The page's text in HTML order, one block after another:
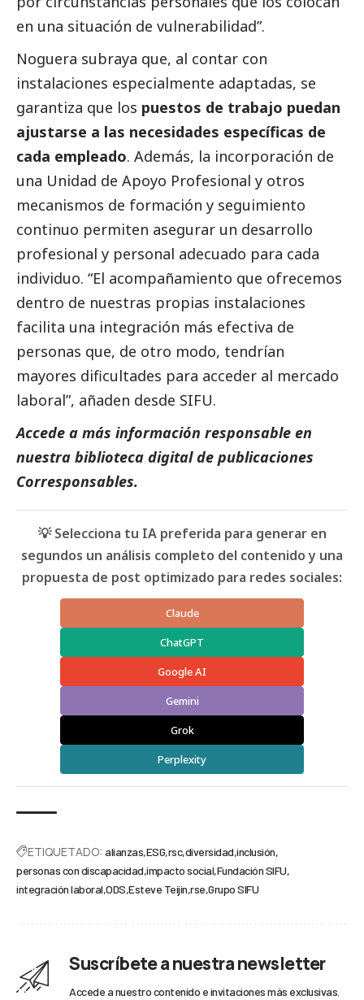
en una situación de vulnerabilidad”.
Noguera subraya que, al contar con
instalaciones especialmente adaptadas, se
garantiza que los puestos de trabajo puedan
ajustarse a las necesidades específicas de
cada empleado. Además, la incorporación de
una Unidad de Apoyo Profesional y otros
mecanismos de formación y seguimiento
continuo permiten asegurar un desarrollo
profesional y personal adecuado para cada
individuo. “El acompañamiento que ofrecemos
dentro de nuestras propias instalaciones
facilita una integración más efectiva de
personas que, de otro modo, tendrían
mayores dificultades para acceder al mercado
laboral”, añaden desde SIFU.
Accede a más información responsable en
nuestra biblioteca digital de publicaciones
Corresponsables.
💡 Selecciona tu IA preferida para generar en
segundos un análisis completo del contenido y una
propuesta de post optimizado para redes sociales:
Claude
ChatGPT
Google AI
Gemini
Grok
Perplexity
ETIQUETADO: alianzas ESG rsc diversidad inclusión
personas con discapacidad impacto social Fundación SIFU
integración laboral ODS Esteve Teijin rse Grupo SIFU
Suscríbete a nuestra newsletter
Accede a nuestro contenido e invitaciones más exclusivas.